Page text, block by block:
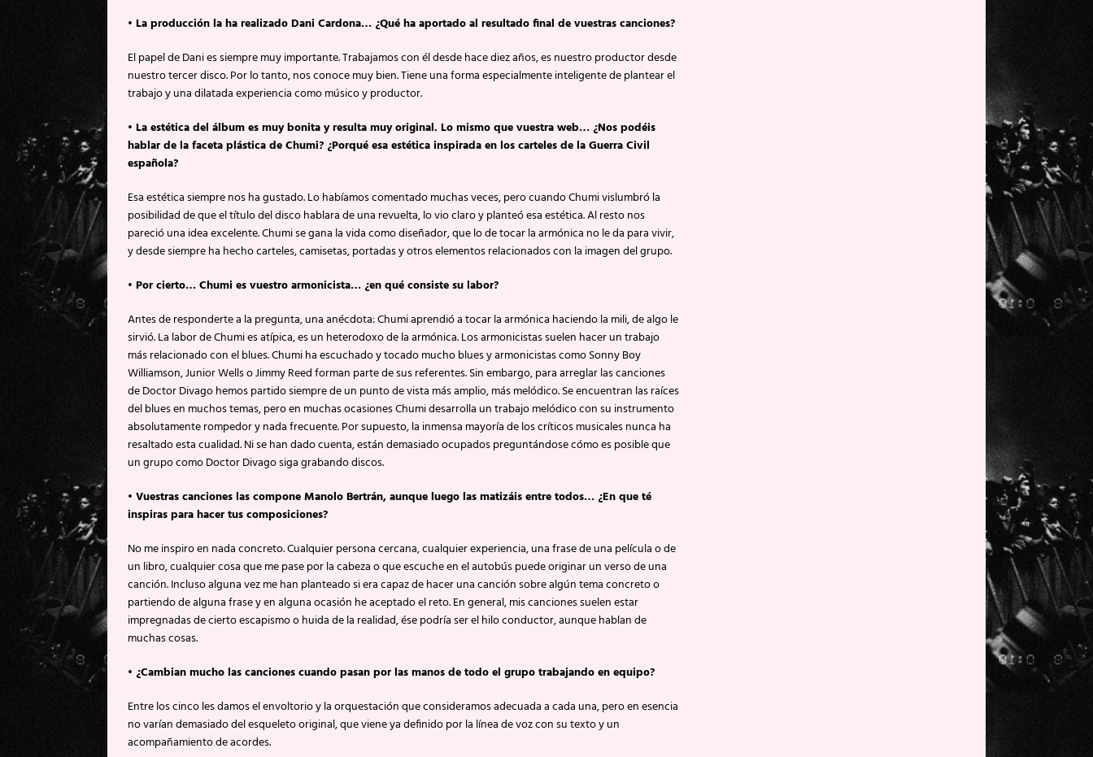
• La producción la ha realizado Dani Cardona… ¿Qué ha aportado al resultado final de vuestras canciones?
El papel de Dani es siempre muy importante. Trabajamos con él desde hace diez años, es nuestro productor desde
nuestro tercer disco. Por lo tanto, nos conoce muy bien. Tiene una forma especialmente inteligente de plantear el
trabajo y una dilatada experiencia como músico y productor.
• La estética del álbum es muy bonita y resulta muy original. Lo mismo que vuestra web… ¿Nos podéis
hablar de la faceta plástica de Chumi? ¿Porqué esa estética inspirada en los carteles de la Guerra Civil
española?
Esa estética siempre nos ha gustado. Lo habíamos comentado muchas veces, pero cuando Chumi vislumbró la
posibilidad de que el título del disco hablara de una revuelta, lo vio claro y planteó esa estética. Al resto nos
pareció una idea excelente. Chumi se gana la vida como diseñador, que lo de tocar la armónica no le da para vivir,
y desde siempre ha hecho carteles, camisetas, portadas y otros elementos relacionados con la imagen del grupo.
• Por cierto… Chumi es vuestro armonicista… ¿en qué consiste su labor?
Antes de responderte a la pregunta, una anécdota: Chumi aprendió a tocar la armónica haciendo la mili, de algo le
sirvió. La labor de Chumi es atípica, es un heterodoxo de la armónica. Los armonicistas suelen hacer un trabajo
más relacionado con el blues. Chumi ha escuchado y tocado mucho blues y armonicistas como Sonny Boy
Williamson, Junior Wells o Jimmy Reed forman parte de sus referentes. Sin embargo, para arreglar las canciones
de Doctor Divago hemos partido siempre de un punto de vista más amplio, más melódico. Se encuentran las raíces
del blues en muchos temas, pero en muchas ocasiones Chumi desarrolla un trabajo melódico con su instrumento
absolutamente rompedor y nada frecuente. Por supuesto, la inmensa mayoría de los críticos musicales nunca ha
resaltado esta cualidad. Ni se han dado cuenta, están demasiado ocupados preguntándose cómo es posible que
un grupo como Doctor Divago siga grabando discos.
• Vuestras canciones las compone Manolo Bertrán, aunque luego las matizáis entre todos… ¿En que té
inspiras para hacer tus composiciones?
No me inspiro en nada concreto. Cualquier persona cercana, cualquier experiencia, una frase de una película o de
un libro, cualquier cosa que me pase por la cabeza o que escuche en el autobús puede originar un verso de una
canción. Incluso alguna vez me han planteado si era capaz de hacer una canción sobre algún tema concreto o
partiendo de alguna frase y en alguna ocasión he aceptado el reto. En general, mis canciones suelen estar
impregnadas de cierto escapismo o huida de la realidad, ése podría ser el hilo conductor, aunque hablan de
muchas cosas.
• ¿Cambian mucho las canciones cuando pasan por las manos de todo el grupo trabajando en equipo?
Entre los cinco les damos el envoltorio y la orquestación que consideramos adecuada a cada una, pero en esencia
no varían demasiado del esqueleto original, que viene ya definido por la línea de voz con su texto y un
acompañamiento de acordes.